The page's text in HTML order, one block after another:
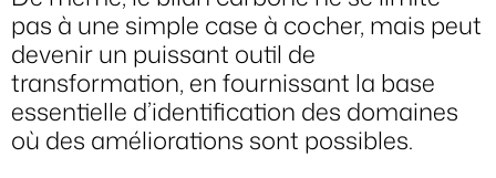
pas à une simple case à cocher, mais peut
devenir un puissant outil de
transformation, en fournissant la base
essentielle d’identification des domaines
où des améliorations sont possibles.